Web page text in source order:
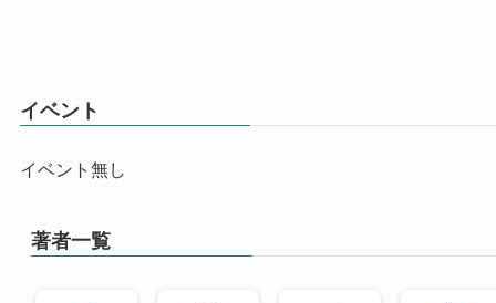
イベント
イベント無し
著者一覧